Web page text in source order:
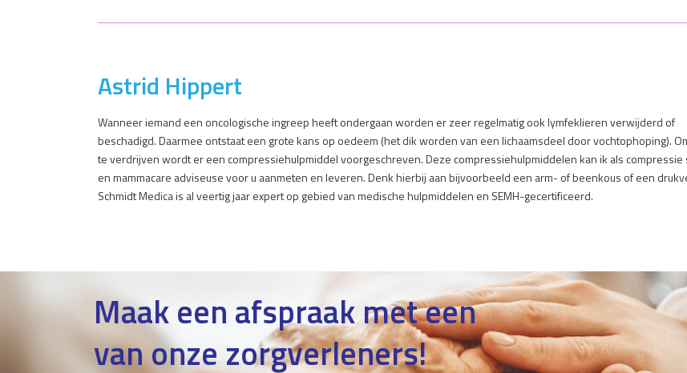
Astrid Hippert
Wanneer iemand een oncologische ingreep heeft ondergaan worden er zeer regelmatig ook lymfeklieren verwijderd of
beschadigd. Daarmee ontstaat een grote kans op oedeem (het dik worden van een lichaamsdeel door vochtophoping).
te verdrijven wordt er een compressiehulpmiddel voorgeschreven. Deze compressiehulpmiddelen kan ik als compressie
en mammacare adviseuse voor u aanmeten en leveren. Denk hierbij aan bijvoorbeeld een arm- of beenkous of een
Schmidt Medica is al veertig jaar expert op gebied van medische hulpmiddelen en SEMH-gecertificeerd.
Maak een afspraak met een
van onze zorgverleners!